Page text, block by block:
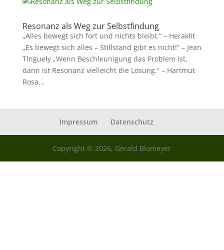
Resonanz als Weg zur Selbstfindung
„Alles bewegt sich fort und nichts bleibt.“ – Heraklit
„Es bewegt sich alles – Stillstand gibt es nicht!“ – Jean
Tinguely „Wenn Beschleunigung das Problem ist,
dann ist Resonanz vielleicht die Lösung.“ – Hartmut
Rosa...
Impressum Datenschutz
Copyright © 2026, Gerald Blomeyer